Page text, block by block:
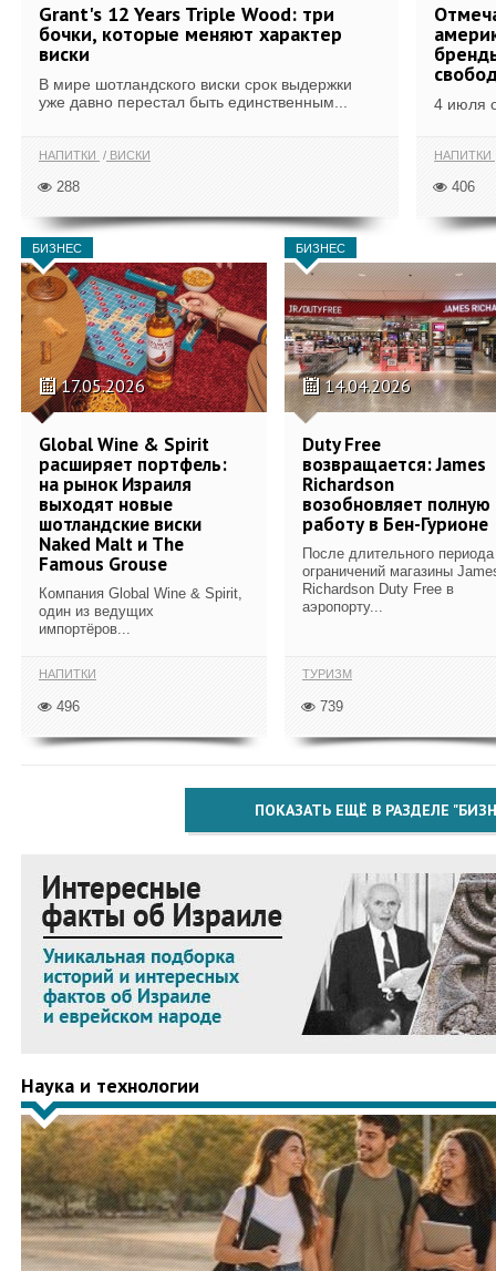
Grant's 12 Years Triple Wood: три
бочки, которые меняют характер
виски
В мире шотландского виски срок выдержки
уже давно перестал быть единственным...
НАПИТКИ ВИСКИ
288
4 июля
НАПИТКИ
406
БИЗНЕС
17.05.2026
Global Wine & Spirit
расширяет портфель:
на рынок Израиля
выходят новые
шотландские виски
Naked Malt и The
Famous Grouse
Компания Global Wine & Spirit,
один из ведущих
импортёров...
НАПИТКИ
496
БИЗНЕС
14.04.2026
Duty Free
возвращается: James
Richardson
возобновляет полную
работу в Бен-Гурионе
После длительного периода
ограничений магазины
Richardson Duty Free в
аэропорту...
ТУРИЗМ
739
ПОКАЗАТЬ ЕЩЁ В РАЗДЕЛЕ
Наука и технологии